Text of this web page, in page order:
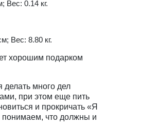
Вес: 0.14 кг.
Вес: 8.80 кг.
хорошим подарком
много дел
при этом еще пить
и прокричать «Я
что должны и